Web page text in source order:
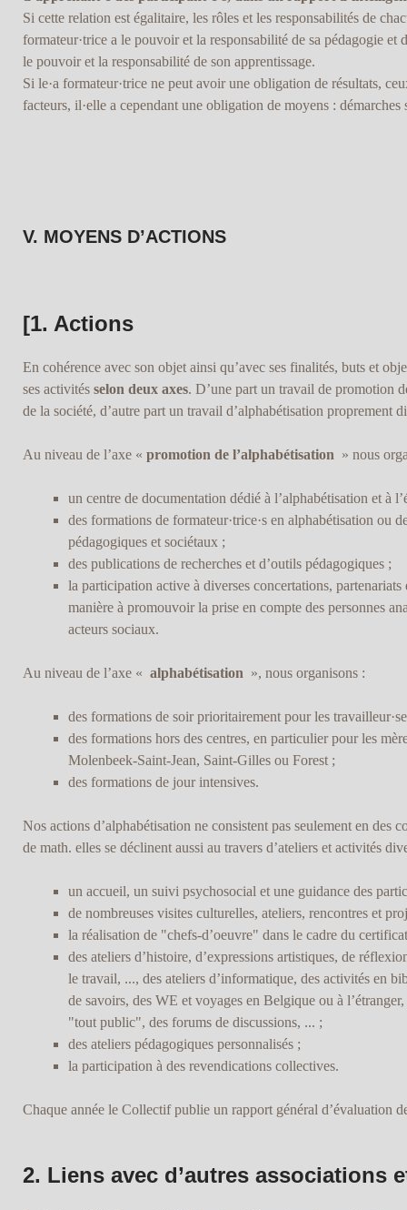
Si cette relation est égalitaire, les rôles et les responsabilités de
formateur·trice a le pouvoir et la responsabilité de sa pédagogie et
le pouvoir et la responsabilité de son apprentissage.
Si le·a formateur·trice ne peut avoir une obligation de résultats,
facteurs, il·elle a cependant une obligation de moyens :
V. MOYENS D’ACTIONS
[1. Actions
En cohérence avec son objet ainsi qu’avec ses finalités, buts et
ses activités selon deux axes. D’une part un travail de promotion
de la société, d’autre part un travail d’alphabétisation proprement
Au niveau de l’axe « promotion de l’alphabétisation » nous
un centre de documentation dédié à l’alphabétisation et à
des formations de formateur·trice·s en alphabétisation ou
pédagogiques et sociétaux ;
des publications de recherches et d’outils pédagogiques ;
la participation active à diverses concertations,
manière à promouvoir la prise en compte des personnes
acteurs sociaux.
Au niveau de l’axe « alphabétisation », nous organisons :
des formations de soir prioritairement pour les
des formations hors des centres, en particulier pour les
Molenbeek-Saint-Jean, Saint-Gilles ou Forest ;
des formations de jour intensives.
Nos actions d’alphabétisation ne consistent pas seulement en des
de math. elles se déclinent aussi au travers d’ateliers et activités
un accueil, un suivi psychosocial et une guidance des
de nombreuses visites culturelles, ateliers, rencontres et
la réalisation de "chefs-d’oeuvre" dans le cadre du
des ateliers d’histoire, d’expressions artistiques, de
le travail, ..., des ateliers d’informatique, des activités en
de savoirs, des WE et voyages en Belgique ou à
"tout public", des forums de discussions, ... ;
des ateliers pédagogiques personnalisés ;
la participation à des revendications collectives.
Chaque année le Collectif publie un rapport général d’évaluation
2. Liens avec d’autres associations